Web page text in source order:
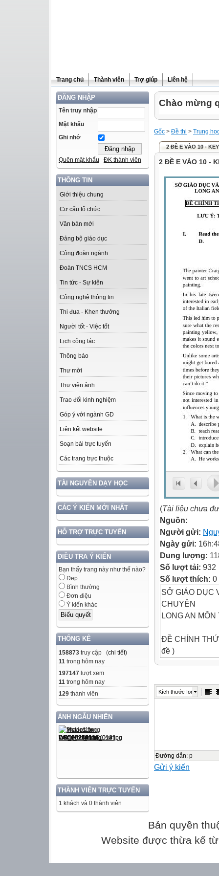
Trang chủ Thành viên Trợ giúp Liên hệ
ĐĂNG NHẬP
Tên truy nhập
Mật khẩu
Ghi nhớ
Quên mật khẩu ĐK thành viên
THÔNG TIN
Giới thiệu chung
Cơ cấu tổ chức
Văn bản mới
Đảng bộ giáo dục
Công đoàn ngành
Đoàn TNCS HCM
Tin tức - Sự kiện
Công nghệ thông tin
Thi đua - Khen thưởng
Người tốt - Việc tốt
Lịch công tác
Thông báo
Thư mời
Thư viện ảnh
Trao đổi kinh nghiệm
Góp ý với ngành GD
Liên kết website
Soạn bài trực tuyến
Các trang trực thuộc
TÀI NGUYÊN DẠY HỌC
CÁC Ý KIẾN MỚI NHẤT
HỖ TRỢ TRỰC TUYẾN
ĐIỀU TRA Ý KIẾN
Bạn thấy trang này như thế nào?
Đẹp
Bình thường
Đơn điệu
Ý kiến khác
THỐNG KÊ
158873 truy cập (chi tiết)
11 trong hôm nay
197147 lượt xem
11 trong hôm nay
129 thành viên
ẢNH NGẪU NHIÊN
THÀNH VIÊN TRỰC TUYẾN
1 khách và 0 thành viên
Chào mừng
Gốc > Đề thi > Trung
2 ĐỀ E VÀO 10 -
2 ĐỀ E VÀO 10 -
(Tài liệu chưa
Nguồn:
Người gửi:
Ngày gửi:
Dung lượng:
Số lượt tải: 932
Số lượt thích: 0
SỞ GIÁO DỤC
CHUYÊN
LONG AN
ĐỀ CHÍNH
đề )
SHEET ),
KHÔNG LÀM
Craigie
The painter
some of his
and the clear
but he insists
Kích thước font
Đường dẫn: p
Gửi ý kiến
Bản quyền
Website được thừa kế